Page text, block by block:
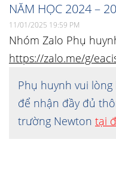
NĂM HỌC 2024 –
11/01/2025 19:59 PM
Nhóm Zalo Phụ
https://zalo.me/g/
Phụ huynh vui lòng
để nhận đầy đủ
trường Newton tại